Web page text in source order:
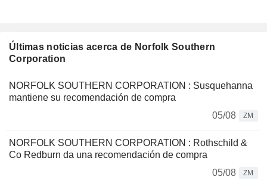
Últimas noticias acerca de Norfolk Southern
Corporation
NORFOLK SOUTHERN CORPORATION : Susquehanna
mantiene su recomendación de compra
05/08
ZM
NORFOLK SOUTHERN CORPORATION : Rothschild &
Co Redburn da una recomendación de compra
05/08
ZM